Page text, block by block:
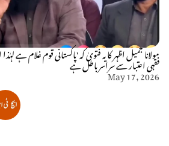
مولانا جمیل اظہر کا یہ فتویٰ کہ 'پاکستانی قوم غلام ہے
فقہی اعتبار سے سراسر باطل ہے
May 17, 2026